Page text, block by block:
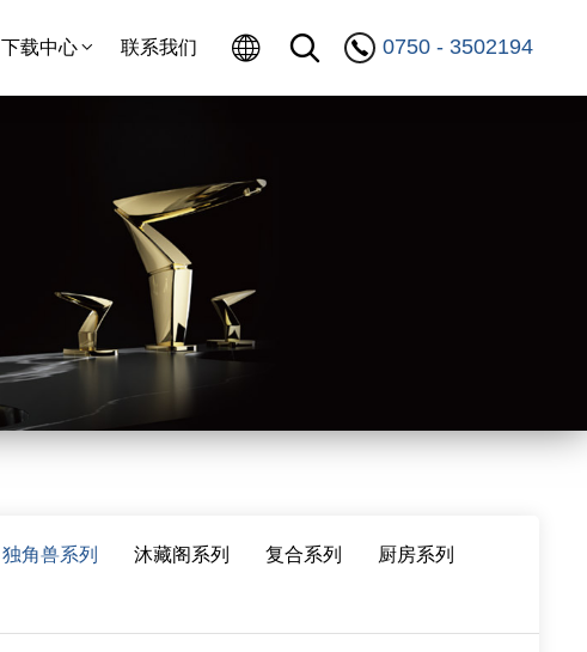
下载中心 联系我们 0750 - 3502194
独角兽系列 沐藏阁系列 复合系列
厨房系列